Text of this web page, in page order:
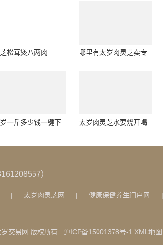
松茸煲八两肉
哪里有太岁肉灵芝卖专
一斤多少钱一键下
太岁肉灵芝水要烧开喝
）
| 太岁肉灵芝网 | 健康保健养生门户网 |
交易网 版权所有 沪ICP备15001378号-1 XML地图